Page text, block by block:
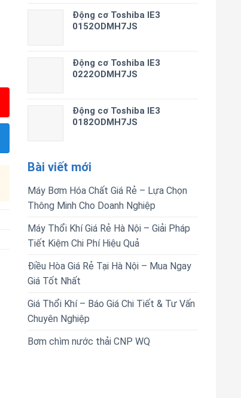
Động cơ Toshiba IE3
0152ODMH7JS
Động cơ Toshiba IE3
0222ODMH7JS
Động cơ Toshiba IE3
0182ODMH7JS
Bài viết mới
Máy Bơm Hóa Chất Giá Rẻ – Lựa Chọn
Thông Minh Cho Doanh Nghiệp
Máy Thổi Khí Giá Rẻ Hà Nội – Giải Pháp
Tiết Kiệm Chi Phí Hiệu Quả
Điều Hòa Giá Rẻ Tại Hà Nội – Mua Ngay
Giá Tốt Nhất
Giá Thổi Khí – Báo Giá Chi Tiết & Tư Vấn
Chuyên Nghiệp
Bơm chìm nước thải CNP WQ